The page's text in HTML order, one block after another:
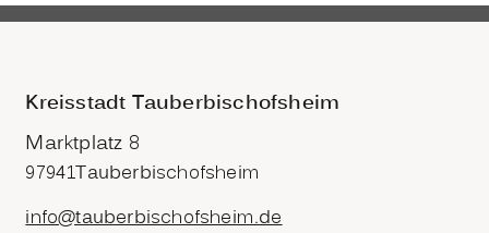
Kreisstadt Tauberbischofsheim
Marktplatz 8
97941Tauberbischofsheim
info@tauberbischofsheim.de